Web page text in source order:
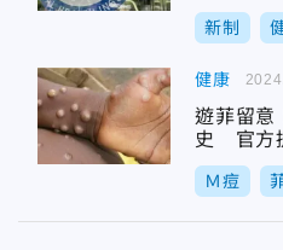
新制
健康
遊菲留意
史 官方
Ｍ痘